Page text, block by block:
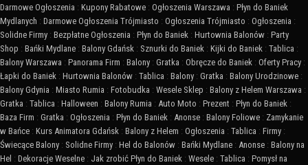
Darmowe Ogłoszenia : Kupony Rabatowe : Ogłoszenia Warszawa : Płyn do Baniek
Mydlanych : Darmowe Ogłoszenia Trójmiasto : Ogłoszenia Trójmiasto : Ogłoszenia :
Solidne Firmy : Bezpłatne Ogłoszenia : Płyn do Baniek : Hurtownia Balonów : Party
Shop : Bańki Mydlane : Balony Gdańsk : Sznurki do Baniek : Kijki do Baniek : Tablica :
Balony Warszawa : Panorama Firm : Balony : Gratka : Obręcze do Baniek : Oferty Pracy :
Łapki do Baniek : Hurtownia Balonów : Tablica : Balony : Gratka : Balony Urodzinowe :
Balony Gdynia : Miasto Rumia : Fotobudka : Wesele Sklep : Balony z Helem Warszawa :
Gratka : Tablica : Halloween : Balony Rumia : Auto Moto : Prezent : Płyn do Baniek :
Baza Firm : Gratka : Ogłoszenia : Płyn do Baniek : Anonse : Balony Foliowe : Zamykanie
w Bańce : Kurs Animatora Gdańsk : Balony z Helem : Ogłoszenia : Tablica : Firmy :
Świecące Balony : Solidne Firmy : Hel do Balonów : Bańki Mydlane : Anonse : Balony na
Hel : Dekoracje Weselne : Jak zrobić Płyn do Baniek : Wesele : Tablica : Pomysł na